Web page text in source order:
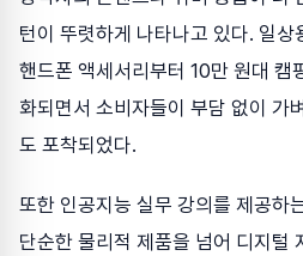
턴이 뚜렷하게 나타나고 있다. 일상
핸드폰 액세서리부터 10만 원대 캠
화되면서 소비자들이 부담 없이 가
도 포착되었다.
또한 인공지능 실무 강의를 제공하
단순한 물리적 제품을 넘어 디지털